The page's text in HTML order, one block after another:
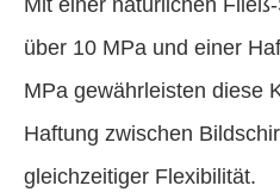
Mit einer natürlichen
über 10 MPa und einer
MPa gewährleisten diese
Haftung zwischen
gleichzeitiger Flexibilität.